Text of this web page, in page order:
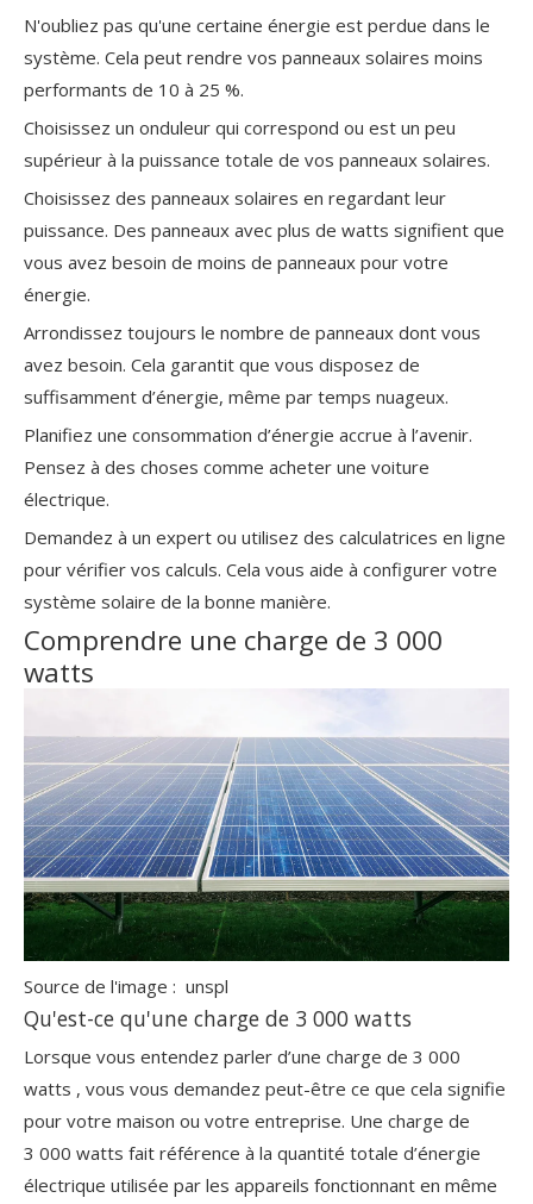
N'oubliez pas qu'une certaine énergie est perdue dans le
système. Cela peut rendre vos panneaux solaires moins
performants de 10 à 25 %.
Choisissez un onduleur qui correspond ou est un peu
supérieur à la puissance totale de vos panneaux solaires.
Choisissez des panneaux solaires en regardant leur
puissance. Des panneaux avec plus de watts signifient que
vous avez besoin de moins de panneaux pour votre
énergie.
Arrondissez toujours le nombre de panneaux dont vous
avez besoin. Cela garantit que vous disposez de
suffisamment d’énergie, même par temps nuageux.
Planifiez une consommation d’énergie accrue à l’avenir.
Pensez à des choses comme acheter une voiture
électrique.
Demandez à un expert ou utilisez des calculatrices en ligne
pour vérifier vos calculs. Cela vous aide à configurer votre
système solaire de la bonne manière.
Comprendre une charge de 3 000
watts
Source de l'image : unspl
Qu'est-ce qu'une charge de 3 000 watts
Lorsque vous entendez parler d’une charge de 3 000
watts , vous vous demandez peut-être ce que cela signifie
pour votre maison ou votre entreprise. Une charge de
3 000 watts fait référence à la quantité totale d’énergie
électrique utilisée par les appareils fonctionnant en même